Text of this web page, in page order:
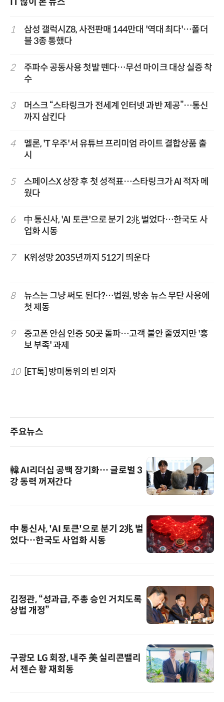
IT 많이 본 뉴스
1
삼성 갤럭시Z8, 사전판매 144만대 '역대 최다'…폴더
블 3종 통했다
2
주파수 공동사용 첫발 뗀다…무선 마이크 대상 실증 착
수
3
머스크 “스타링크가 전세계 인터넷 과반 제공”…통신
까지 삼킨다
4
멜론, 'T 우주'서 유튜브 프리미엄 라이트 결합상품 출
시
5
스페이스X 상장 후 첫 성적표…스타링크가 AI 적자 메
웠다
6
中 통신사, 'AI 토큰'으로 분기 2兆 벌었다…한국도 사
업화 시동
7 K위성망 2035년까지 512기 띄운다
8
뉴스는 그냥 써도 된다?…법원, 방송 뉴스 무단 사용에
첫 제동
9
중고폰 안심 인증 50곳 돌파…고객 불안 줄였지만 '홍
보 부족' 과제
10 [ET톡] 방미통위의 빈 의자
주요뉴스
韓 AI리더십 공백 장기화… 글로벌 3
강 동력 꺼져간다
中 통신사, 'AI 토큰'으로 분기 2兆 벌
었다…한국도 사업화 시동
김정관, “성과급, 주총 승인 거치도록
상법 개정”
구광모 LG 회장, 내주 美 실리콘밸리
서 젠슨 황 재회동